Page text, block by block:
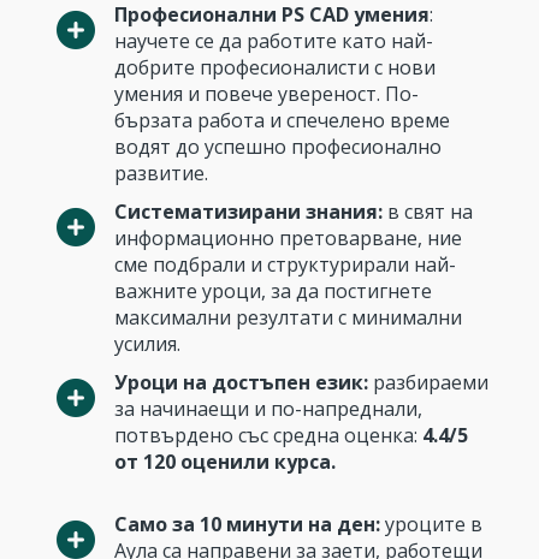
Професионални PS CAD умения:
научете се да работите като най-
добрите професионалисти с нови
умения и повече увереност. По-
бързата работа и спечелено време
водят до успешно професионално
развитие.
Систематизирани знания: в свят на
информационно претоварване, ние
сме подбрали и структурирали най-
важните уроци, за да постигнете
максимални резултати с минимални
усилия.
Уроци на достъпен език: разбираеми
за начинаещи и по-напреднали,
потвърдено със средна оценка: 4.4/5
от 120 оценили курса.
Само за 10 минути на ден:уроците в
Аула са направени за заети, работещи